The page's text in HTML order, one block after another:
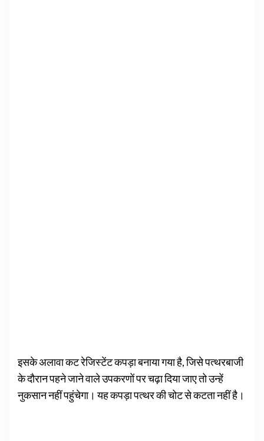
इसके अलावा कट रेजिस्टेंट कपड़ा बनाया गया है, जिसे पत्थरबाजी
के दौरान पहने जाने वाले उपकरणों पर चढ़ा दिया जाए तो उन्हें
नुकसान नहीं पहुंचेगा। यह कपड़ा पत्थर की चोट से कटता नहीं है।